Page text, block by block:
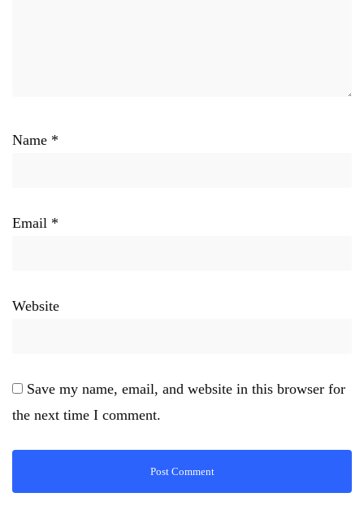
Name *
Email *
Website
Save my name, email, and website in this browser for
the next time I comment.